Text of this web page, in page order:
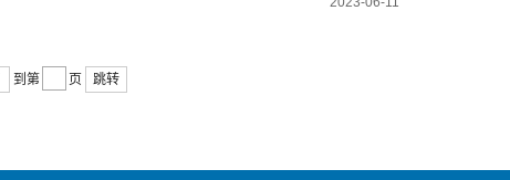
到第 页 跳转